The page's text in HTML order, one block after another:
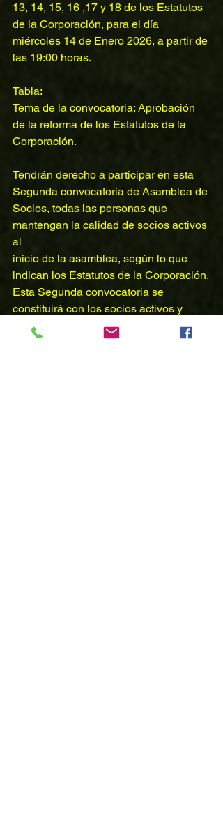
13, 14, 15, 16 ,17 y 18 de los Estatutos
de la Corporación, para el día
miércoles 14 de Enero 2026, a partir de
las 19:00 horas.
Tabla:
Tema de la convocatoria: Aprobación
de la reforma de los Estatutos de la
Corporación.
Tendrán derecho a participar en esta
Segunda convocatoria de Asamblea de
Socios, todas las personas que
mantengan la calidad de socios activos
al
inicio de la asamblea, según lo que
indican los Estatutos de la Corporación.
Esta Segunda convocatoria se
constituirá con los socios activos y
honorarios
que asistan.